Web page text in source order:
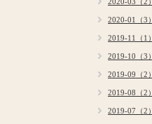
2020-01（3）
2019-11（1）
2019-10（3）
2019-09（2）
2019-08（2）
2019-07（2）